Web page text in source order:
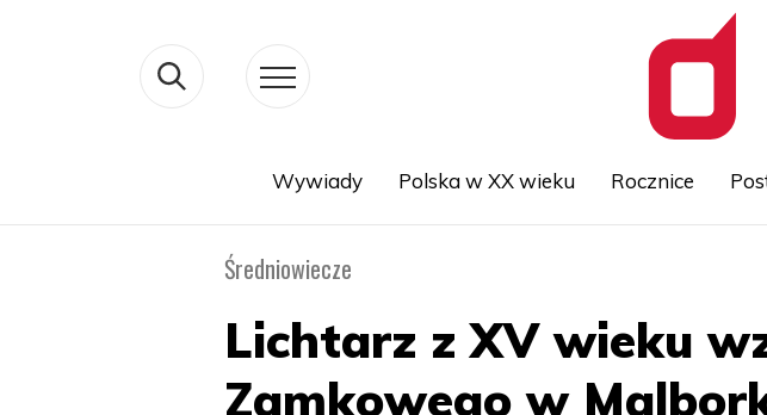
Wywiady Polska w XX wieku Rocznice
Średniowiecze
Lichtarz z XV wieku
Zamkowego w